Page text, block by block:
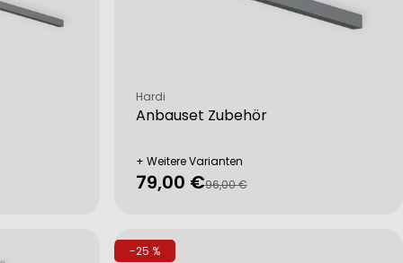
Anbauset Zubehör
Verkäufer:
Hardi
+ Weitere Varianten
Verkaufspreis
79,00 €
Regulärer96,00 €
-25 %